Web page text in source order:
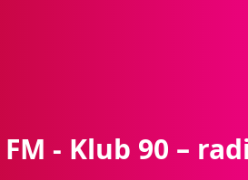
- Klub 90 –